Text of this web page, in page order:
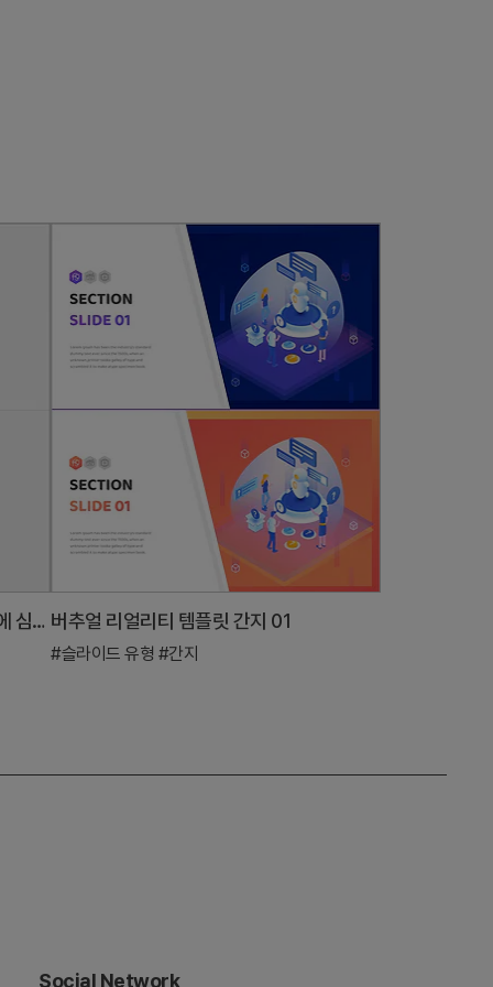
새학기 템플릿 간지03 – 활기찬 학습에 심미성을 더하다 버추얼 리얼리티 템플릿 간지 01
#슬라이드 유형 #간지
Social Network